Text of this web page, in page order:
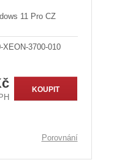
11 Pro CZ
XEON-3700-010
KOUPIT
Porovnání